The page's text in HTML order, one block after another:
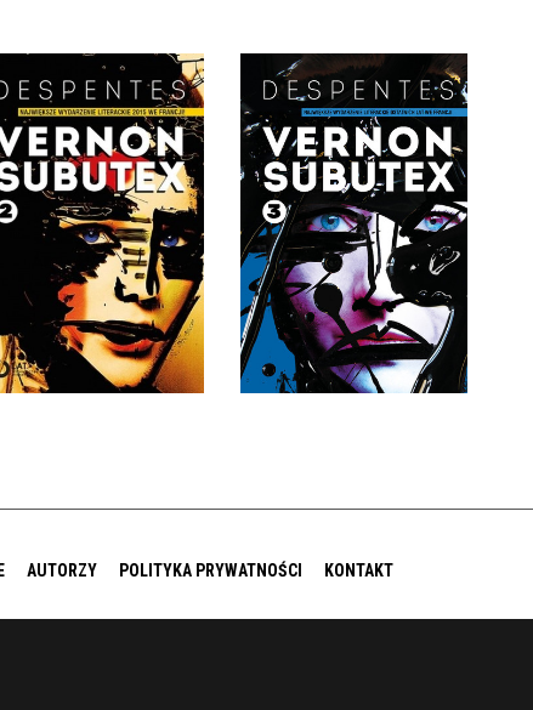
VERNON SUBUTEX
VIRGINIE DESPENTES
OPRAWA MIĘKKA
39,90 ZŁ
VERNON SUBUTEX. TOM
3
VIRGINIE DESPENTES
OPRAWA MIĘKKA ZE
SKRZYDEŁKAMI
39,90 ZŁ
AUTORZY POLITYKA PRYWATNOŚCI KONTAKT